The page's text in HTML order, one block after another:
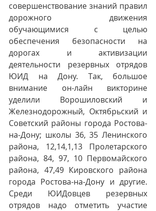
совершенствование знаний правил
дорожного движения
обучающимися с целью
обеспечения безопасности на
дорогах и активизации
деятельности резервных отрядов
ЮИД на Дону. Так, большое
внимание он-лайн викторине
уделили Ворошиловский и
Железнодорожный, Октябрьский и
Советский районы города Ростова-
на-Дону; школы 36, 35 Ленинского
района, 12,14,1,13 Пролетарского
района, 84, 97, 10 Первомайского
района, 47,49 Кировского района
города Ростова-на-Дону и другие.
Среди ЮИДовцев резервных
отрядов надо отметить участие